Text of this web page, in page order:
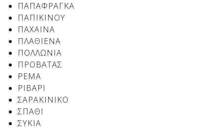
Δείτε μας:
Δείτε μας:
Δείτε μας:
ΠΑΠΑΦΡΑΓΚΑ
ΠΑΠΙΚΙΝΟΥ
ΠΑΧΑΙΝΑ
ΠΛΑΘΙΕΝΑ
ΠΟΛΛΩΝΙΑ
ΠΡΟΒΑΤΑΣ
ΡΕΜΑ
ΡΙΒΑΡΙ
ΣΑΡΑΚΙΝΙΚΟ
ΣΠΑΘΙ
ΣΥΚΙΑ